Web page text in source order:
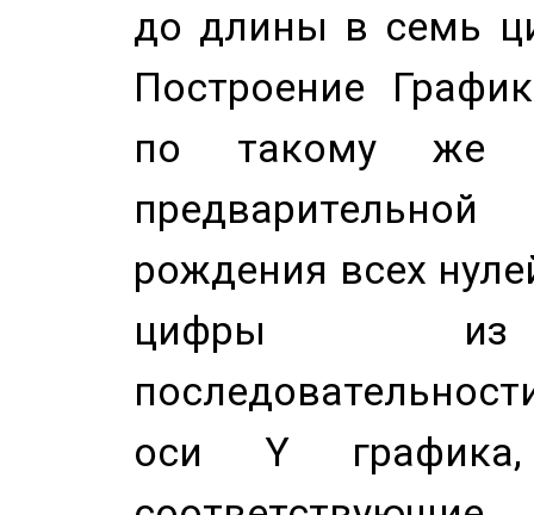
до длины в семь
Построение
по такому же
рождения всех
цифры из
оси Y